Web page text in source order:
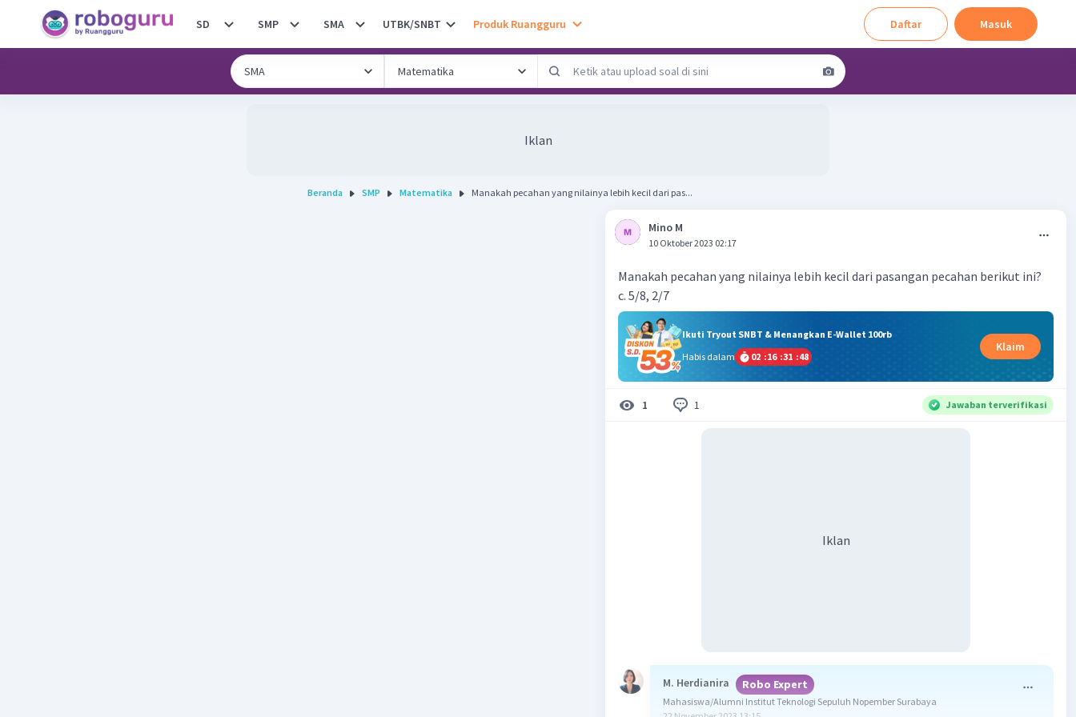
SD SMP SMA UTBK/SNBT Produk Ruangguru Daftar Masuk
Iklan
Beranda SMP Matematika Manakah pecahan yang nilainya lebih kecil dari pas...
Mino M
10 Oktober 2023 02:17
Manakah pecahan yang nilainya lebih kecil dari pasangan pecahan berikut ini?
c. 5/8, 2/7
Ikuti Tryout SNBT & Menangkan E-Wallet 100rb
Habis dalam
02 :16 :31 :47
Klaim
1 1 Jawaban terverifikasi
Iklan
M. Herdianira Robo Expert
Mahasiswa/Alumni Institut Teknologi Sepuluh Nopember Surabaya